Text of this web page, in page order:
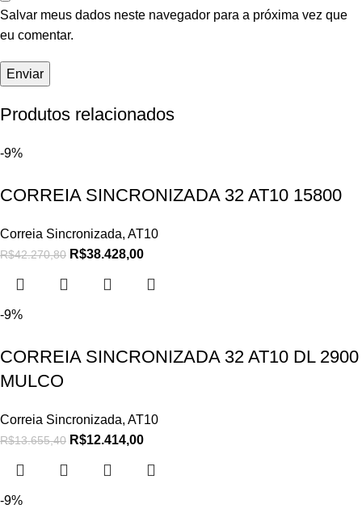
Salvar meus dados neste navegador para a próxima vez que
eu comentar.
Produtos relacionados
-9%
CORREIA SINCRONIZADA 32 AT10 15800
Correia Sincronizada, AT10
R$42.270,80 R$38.428,00
-9%
CORREIA SINCRONIZADA 32 AT10 DL 2900
MULCO
Correia Sincronizada, AT10
R$13.655,40 R$12.414,00
-9%